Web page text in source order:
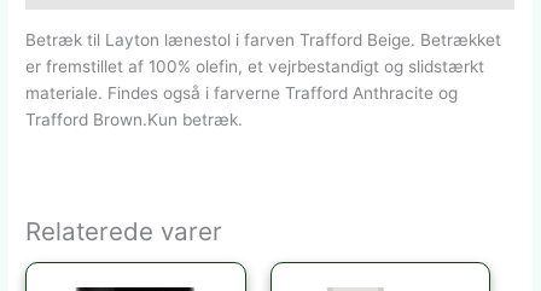
Betræk til Layton lænestol i farven Trafford Beige. Betrækket
er fremstillet af 100% olefin, et vejrbestandigt og slidstærkt
materiale. Findes også i farverne Trafford Anthracite og
Trafford Brown.Kun betræk.
Relaterede varer